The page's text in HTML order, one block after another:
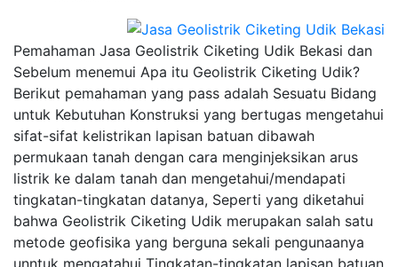
Pemahaman Jasa Geolistrik Ciketing Udik Bekasi dan
Sebelum menemui Apa itu Geolistrik Ciketing Udik?
Berikut pemahaman yang pass adalah Sesuatu Bidang
untuk Kebutuhan Konstruksi yang bertugas mengetahui
sifat-sifat kelistrikan lapisan batuan dibawah
permukaan tanah dengan cara menginjeksikan arus
listrik ke dalam tanah dan mengetahui/mendapati
tingkatan-tingkatan datanya, Seperti yang diketahui
bahwa Geolistrik Ciketing Udik merupakan salah satu
metode geofisika yang berguna sekali pengunaanya
unntuk mengatahui Tingkatan-tingkatan lapisan batuan